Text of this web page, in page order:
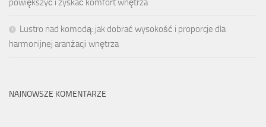
powiększyć i zyskać komfort wnętrza
Lustro nad komodą: jak dobrać wysokość i proporcje dla
harmonijnej aranżacji wnętrza
NAJNOWSZE KOMENTARZE